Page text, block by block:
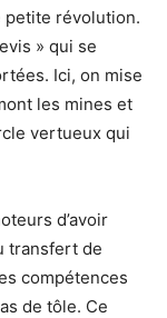
petite révolution.
» qui se
Ici, on mise
les mines et
vertueux qui
d’avoir
transfert de
compétences
de tôle. Ce